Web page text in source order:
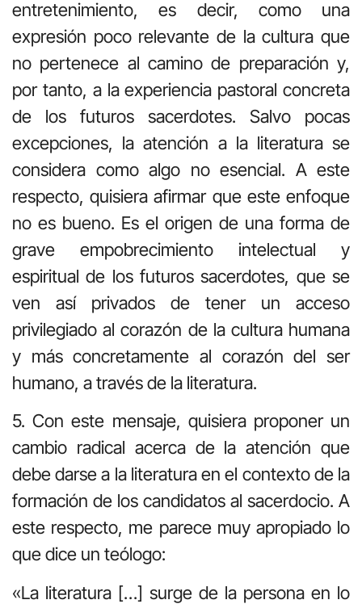
entretenimiento, es decir, como una
expresión poco relevante de la cultura que
no pertenece al camino de preparación y,
por tanto, a la experiencia pastoral concreta
de los futuros sacerdotes. Salvo pocas
excepciones, la atención a la literatura se
considera como algo no esencial. A este
respecto, quisiera afirmar que este enfoque
no es bueno. Es el origen de una forma de
grave empobrecimiento intelectual y
espiritual de los futuros sacerdotes, que se
ven así privados de tener un acceso
privilegiado al corazón de la cultura humana
y más concretamente al corazón del ser
humano, a través de la literatura.
5. Con este mensaje, quisiera proponer un
cambio radical acerca de la atención que
debe darse a la literatura en el contexto de la
formación de los candidatos al sacerdocio. A
este respecto, me parece muy apropiado lo
que dice un teólogo:
«La literatura […] surge de la persona en lo